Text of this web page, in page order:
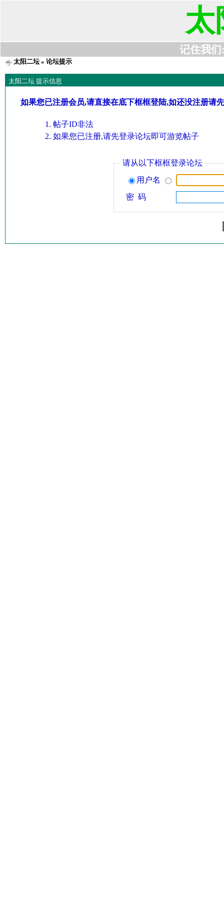
太
记住我们
太阳二坛» 论坛提示
太阳二坛 提示信息
如果您已注册会员,请直接在底下框框登陆,如还没注册请
帖子ID非法
如果您已注册,请先登录论坛即可游览帖子
请从以下框框登录论坛
用户名
密 码